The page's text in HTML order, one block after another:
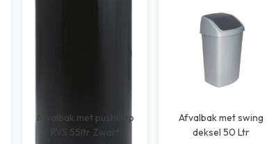
reinigingsmiddelen Voedings
reinigingsmiddelen Transport
middelen Waterbehandeling
Afvalbak met pushklep
RVS 55ltr Zwart
Afvalbak met swing
deksel 50 Ltr